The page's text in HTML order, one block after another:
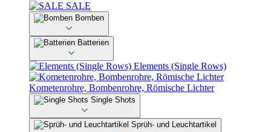
SALE
Bomben
Batterien
Elements (Single Rows)
Kometenrohre, Bombenrohre, Römische Lichter
Single Shots
Sprüh- und Leuchtartikel